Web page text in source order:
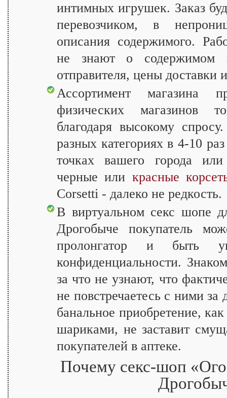
интимных игрушек. Заказ
перевозчиком, в
описания содержимого.
не знают о
отправителя, цены доставки
Ассортимент магазина
физических магазинов
благодаря высокому
разных категориях в 4-10
точках вашего города
черные или красные
Corsetti - далеко не редкость.
В виртуальном секс шопе
Дрогобыче покупатель
пролонгатор и быть
конфиденциальности.
за что не узнают, что
не повстречаетесь с ними за
банальное приобретение,
шариками, не заставит
покупателей в аптеке.
Почему секс-шоп